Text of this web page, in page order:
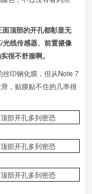
顶部的开孔都彰显无
线传感器、前置摄像
很不舒服啊。
丝印钢化膜，但从Note 7
，贴膜贴不住的几率很